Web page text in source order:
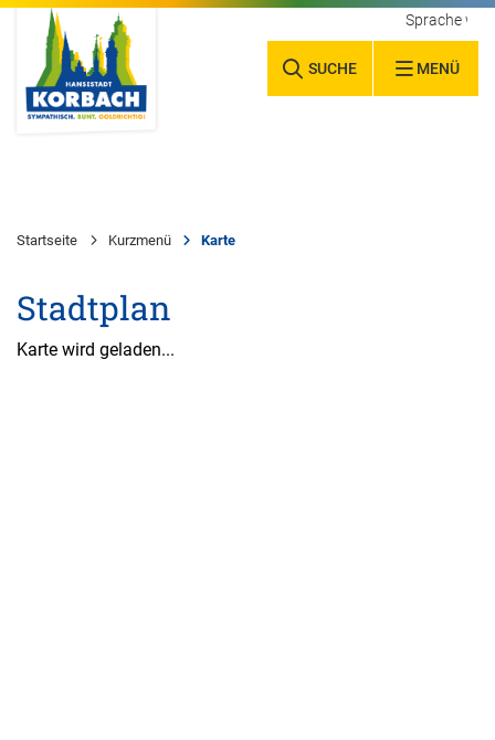
SUCHE MENÜ
Sprache
Startseite Kurzmenü Karte
Stadtplan
Karte wird geladen...